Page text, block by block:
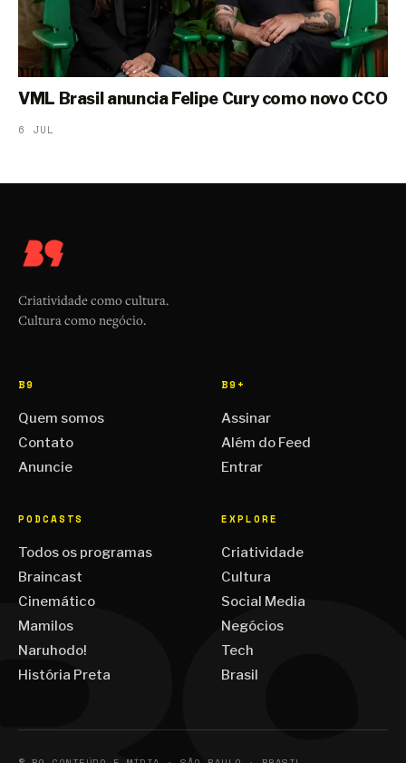
VML Brasil anuncia Felipe Cury como novo CCO
6 JUL
Criatividade como cultura.
Cultura como negócio.
B9
Quem somos
Contato
Anuncie
B9+
Assinar
Além do Feed
Entrar
PODCASTS
Todos os programas
Braincast
Cinemático
Mamilos
Naruhodo!
História Preta
EXPLORE
Criatividade
Cultura
Social Media
Negócios
Tech
Brasil